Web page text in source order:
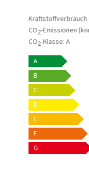
Kraftstoffverbrauch
CO2-Emissionen
CO2-Klasse: A
A
B
C
D
E
F
G